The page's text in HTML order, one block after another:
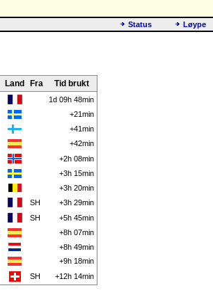
Status
Løype
Land Fra Tid brukt
1d 09h 48min
+21min
+41min
+42min
+2h 08min
+3h 15min
+3h 20min
SH
+3h 29min
SH
+5h 45min
+8h 07min
+8h 49min
+9h 18min
SH +12h 14min